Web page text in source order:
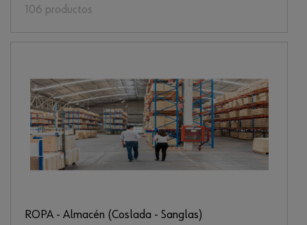
106 productos
ROPA - Almacén (Coslada - Sanglas)